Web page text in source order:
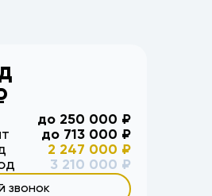
до 250 000 ₽
до 713 000 ₽
2 247 000 ₽
3 210 000 ₽
звонок